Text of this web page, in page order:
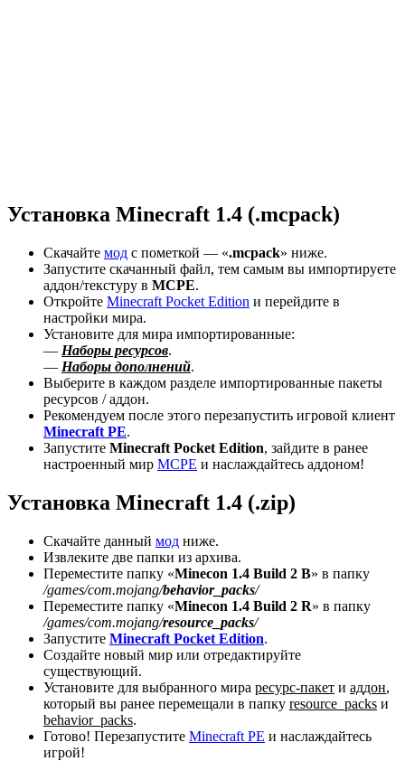
Установка Minecraft 1.4 (.mcpack)
Скачайте мод с пометкой — «.mcpack» ниже.
Запустите скачанный файл, тем самым вы импортируете
аддон/текстуру в MCPE.
Откройте Minecraft Pocket Edition и перейдите в
настройки мира.
Установите для мира импортированные:
— Наборы ресурсов.
— Наборы дополнений.
Выберите в каждом разделе импортированные пакеты
ресурсов / аддон.
Рекомендуем после этого перезапустить игровой клиент
Minecraft PE.
Запустите Minecraft Pocket Edition, зайдите в ранее
настроенный мир MCPE и наслаждайтесь аддоном!
Установка Minecraft 1.4 (.zip)
Скачайте данный мод ниже.
Извлеките две папки из архива.
Переместите папку «Minecon 1.4 Build 2 B» в папку
/games/com.mojang/behavior_packs/
Переместите папку «Minecon 1.4 Build 2 R» в папку
/games/com.mojang/resource_packs/
Запустите Minecraft Pocket Edition.
Создайте новый мир или отредактируйте
существующий.
Установите для выбранного мира ресурс-пакет и аддон,
который вы ранее перемещали в папку resource_packs и
behavior_packs.
Готово! Перезапустите Minecraft PE и наслаждайтесь
игрой!